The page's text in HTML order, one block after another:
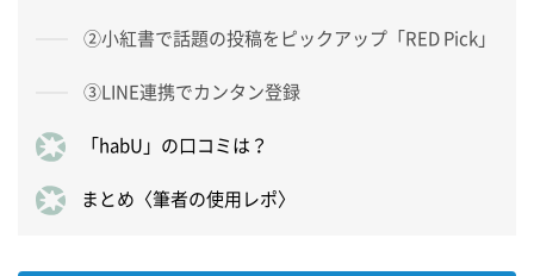
②小紅書で話題の投稿をピックアップ「RED Pick」
③LINE連携でカンタン登録
「habU」の口コミは？
まとめ〈筆者の使用レポ〉